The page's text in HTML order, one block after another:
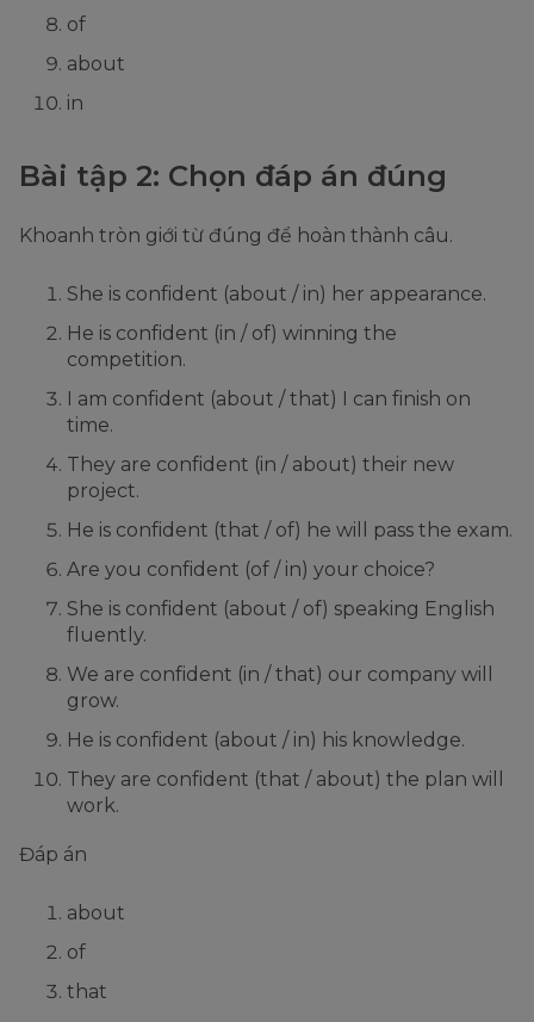
of
about
in
Bài tập 2: Chọn đáp án đúng
Khoanh tròn giới từ đúng để hoàn thành câu.
She is confident (about / in) her appearance.
He is confident (in / of) winning the
competition.
I am confident (about / that) I can finish on
time.
They are confident (in / about) their new
project.
He is confident (that / of) he will pass the exam.
Are you confident (of / in) your choice?
She is confident (about / of) speaking English
fluently.
We are confident (in / that) our company will
grow.
He is confident (about / in) his knowledge.
They are confident (that / about) the plan will
work.
Đáp án
about
of
that